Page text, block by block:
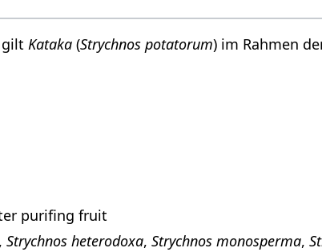
giltKataka (Strychnos potatorum) im Rahmen
purifing fruit
,Strychnos heterodoxa,Strychnos monosperma,